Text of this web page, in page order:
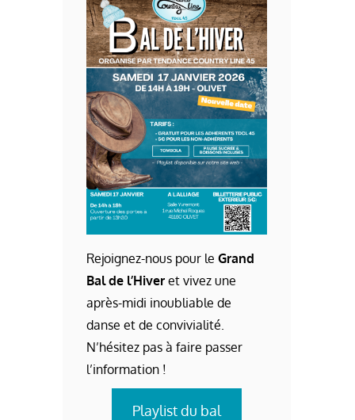
Rejoignez-nous pour le Grand
Bal de l’Hiver et vivez une
après-midi inoubliable de
danse et de convivialité.
N’hésitez pas à faire passer
l’information !
Playlist du bal